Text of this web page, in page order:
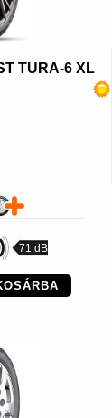
TURA-6 XL
71 dB